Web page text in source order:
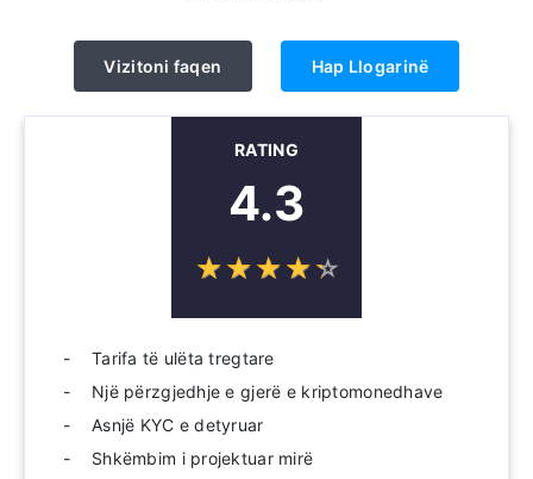
Vizitoni faqen Hap Llogarinë
RATING
4.3
☆☆☆☆☆
★★★★★
Tarifa të ulëta tregtare
Një përzgjedhje e gjerë e kriptomonedhave
Asnjë KYC e detyruar
Shkëmbim i projektuar mirë